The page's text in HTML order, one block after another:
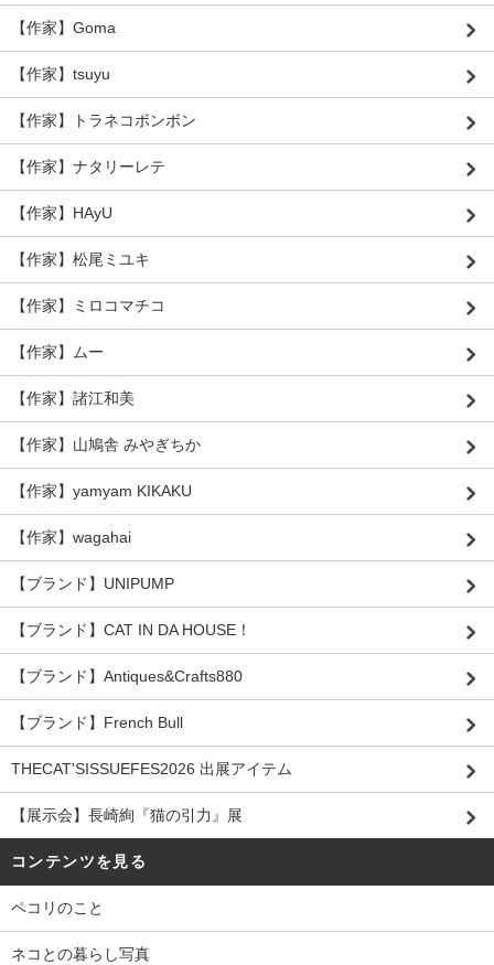
【作家】Goma
【作家】tsuyu
【作家】トラネコボンボン
【作家】ナタリーレテ
【作家】HAyU
【作家】松尾ミユキ
【作家】ミロコマチコ
【作家】ムー
【作家】諸江和美
【作家】山鳩舎 みやぎちか
【作家】yamyam KIKAKU
【作家】wagahai
【ブランド】UNIPUMP
【ブランド】CAT IN DA HOUSE！
【ブランド】Antiques&Crafts880
【ブランド】French Bull
THECAT'SISSUEFES2026 出展アイテム
【展示会】長崎絢『猫の引力』展
コンテンツを見る
ペコリのこと
ネコとの暮らし写真